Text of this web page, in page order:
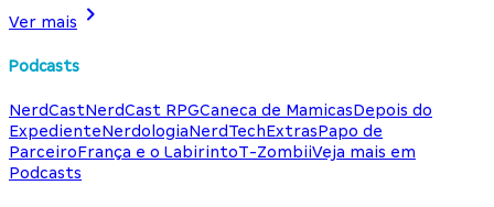
Ver mais
Podcasts
NerdCastNerdCast RPGCaneca de MamicasDepois do
ExpedienteNerdologiaNerdTechExtrasPapo de
ParceiroFrança e o LabirintoT-ZombiiVeja mais em
Podcasts